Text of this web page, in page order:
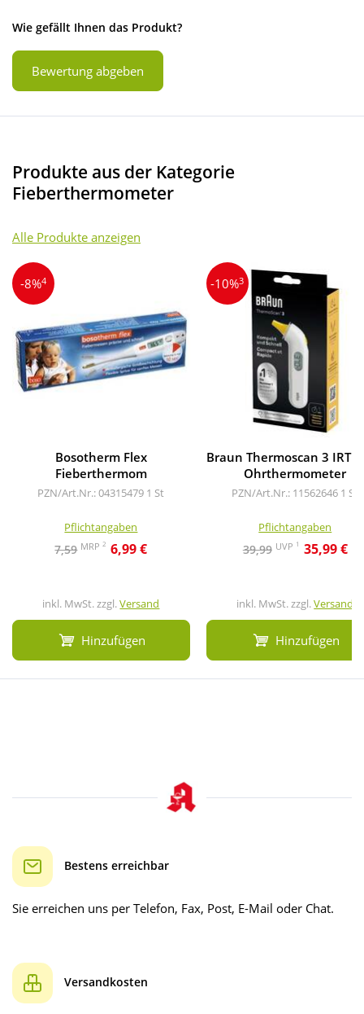
Wie gefällt Ihnen das Produkt?
Bewertung abgeben
Produkte aus der Kategorie
Fieberthermometer
Alle Produkte anzeigen
-8%4
Bosotherm Flex
Fieberthermom
PZN/Art.Nr.: 04315479 1 St
Pflichtangaben
7,59 MRP2 6,99 €
inkl. MwSt. zzgl.Versand
Hinzufügen
-10%3
Braun Thermoscan 3 IRT
Ohrthermometer
PZN/Art.Nr.: 11562646 1 St
Pflichtangaben
39,99 UVP 1 35,99 €
inkl. MwSt. zzgl.Versand
Hinzufügen
Bestens erreichbar
Sie erreichen uns per Telefon, Fax, Post, E-Mail oder Chat.
Versandkosten